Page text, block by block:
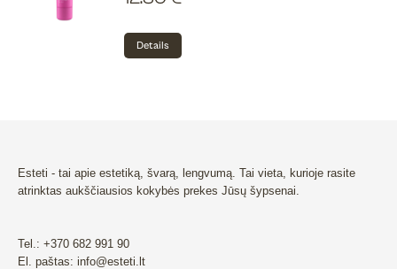
Details
Esteti - tai apie estetiką, švarą, lengvumą. Tai vieta, kurioje rasite
atrinktas aukščiausios kokybės prekes Jūsų šypsenai.
Tel.: +370 682 991 90
El. paštas: info@esteti.lt